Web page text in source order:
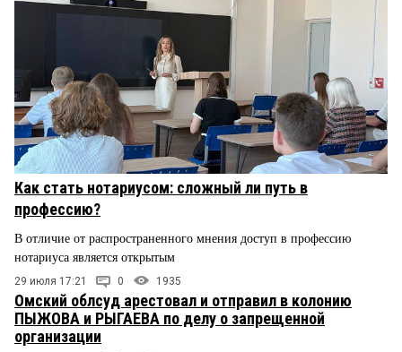
Как стать нотариусом: сложный ли путь в
профессию?
В отличие от распространенного мнения доступ в профессию
нотариуса является открытым
29 июля 17:21 0 1935
Омский облсуд арестовал и отправил в колонию
ПЫЖОВА и РЫГАЕВА по делу о запрещенной
организации